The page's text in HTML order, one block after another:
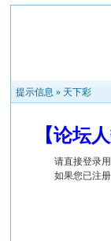
提示信息 » 天下彩
【论坛
请直接登录
如果您已注